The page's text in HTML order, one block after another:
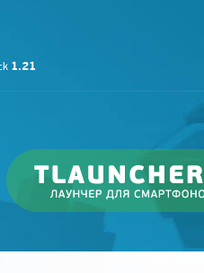
1.21